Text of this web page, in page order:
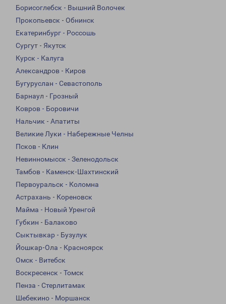
Борисоглебск - Вышний Волочек
Прокопьевск - Обнинск
Екатеринбург - Россошь
Сургут - Якутск
Курск - Калуга
Александров - Киров
Бугуруслан - Севастополь
Барнаул - Грозный
Ковров - Боровичи
Нальчик - Апатиты
Великие Луки - Набережные Челны
Псков - Клин
Невинномысск - Зеленодольск
Тамбов - Каменск-Шахтинский
Первоуральск - Коломна
Астрахань - Кореновск
Майма - Новый Уренгой
Губкин - Балаково
Сыктывкар - Бузулук
Йошкар-Ола - Красноярск
Омск - Витебск
Воскресенск - Томск
Пенза - Стерлитамак
Шебекино - Моршанск